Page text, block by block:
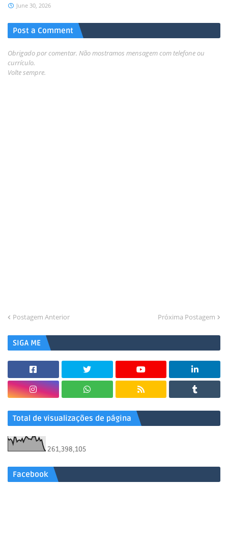
June 30, 2026
Post a Comment
Obrigado por comentar. Não mostramos mensagem com telefone ou
currículo.
Volte sempre.
Postagem Anterior Próxima Postagem
SIGA ME
Total de visualizações de página
261,398,105
Facebook